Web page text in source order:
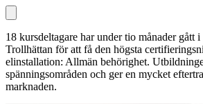
18 kursdeltagare har under tio månader gått
Trollhättan för att få den högsta
elinstallation: Allmän behörighet.
spänningsområden och ger en mycket
marknaden.